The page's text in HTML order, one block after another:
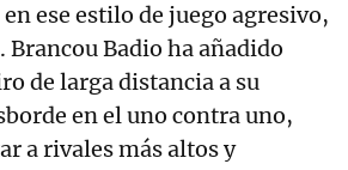
ese estilo de juego agresivo,
Badio ha añadido
de larga distancia a su
en el uno contra uno,
a rivales más altos y